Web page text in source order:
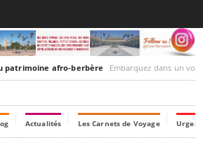
afro-berbère Embarquez dans un voyage culturel dans le
Actualités Les Carnets de Voyage